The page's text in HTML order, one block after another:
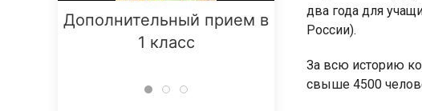
Дополнительный прием в
1 класс
Занятия для
два года для
России).
За всю историю
свыше 4500